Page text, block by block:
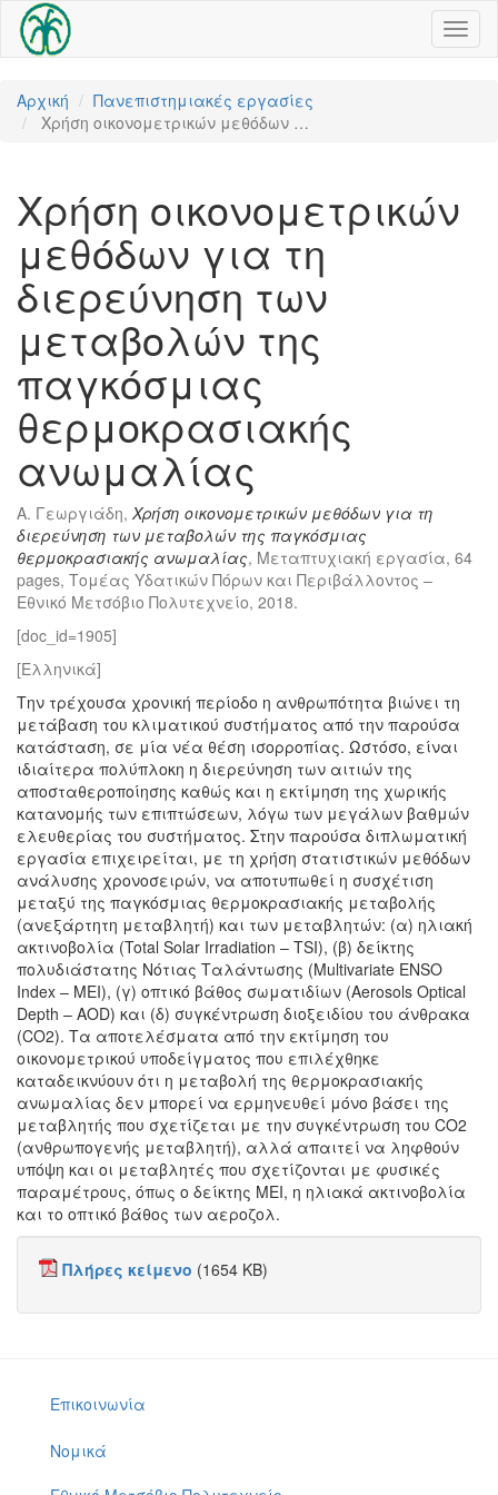
Αρχική
Πανεπιστημιακές εργασίες
Χρήση οικονομετρικών μεθόδων …
Χρήση οικονομετρικών
μεθόδων για τη
διερεύνηση των
μεταβολών της
παγκόσμιας
θερμοκρασιακής
ανωμαλίας
Α. Γεωργιάδη, Χρήση οικονομετρικών μεθόδων για τη
διερεύνηση των μεταβολών της παγκόσμιας
θερμοκρασιακής ανωμαλίας, Μεταπτυχιακή εργασία, 64
pages, Τομέας Υδατικών Πόρων και Περιβάλλοντος –
Εθνικό Μετσόβιο Πολυτεχνείο, 2018.
[doc_id=1905]
[Ελληνικά]
Την τρέχουσα χρονική περίοδο η ανθρωπότητα βιώνει τη
μετάβαση του κλιματικού συστήματος από την παρούσα
κατάσταση, σε μία νέα θέση ισορροπίας. Ωστόσο, είναι
ιδιαίτερα πολύπλοκη η διερεύνηση των αιτιών της
αποσταθεροποίησης καθώς και η εκτίμηση της χωρικής
κατανομής των επιπτώσεων, λόγω των μεγάλων βαθμών
ελευθερίας του συστήματος. Στην παρούσα διπλωματική
εργασία επιχειρείται, με τη χρήση στατιστικών μεθόδων
ανάλυσης χρονοσειρών, να αποτυπωθεί η συσχέτιση
μεταξύ της παγκόσμιας θερμοκρασιακής μεταβολής
(ανεξάρτητη μεταβλητή) και των μεταβλητών: (α) ηλιακή
ακτινοβολία (Total Solar Irradiation – TSI), (β) δείκτης
πολυδιάστατης Νότιας Ταλάντωσης (Multivariate ENSO
Index – MEI), (γ) οπτικό βάθος σωματιδίων (Aerosols Optical
Depth – AOD) και (δ) συγκέντρωση διοξειδίου του άνθρακα
(CO2). Τα αποτελέσματα από την εκτίμηση του
οικονομετρικού υποδείγματος που επιλέχθηκε
καταδεικνύουν ότι η μεταβολή της θερμοκρασιακής
ανωμαλίας δεν μπορεί να ερμηνευθεί μόνο βάσει της
μεταβλητής που σχετίζεται με την συγκέντρωση του CO2
(ανθρωπογενής μεταβλητή), αλλά απαιτεί να ληφθούν
υπόψη και οι μεταβλητές που σχετίζονται με φυσικές
παραμέτρους, όπως ο δείκτης ΜΕΙ, η ηλιακά ακτινοβολία
και το οπτικό βάθος των αεροζολ.
Πλήρες κείμενο (1654 KB)
Επικοινωνία
Νομικά